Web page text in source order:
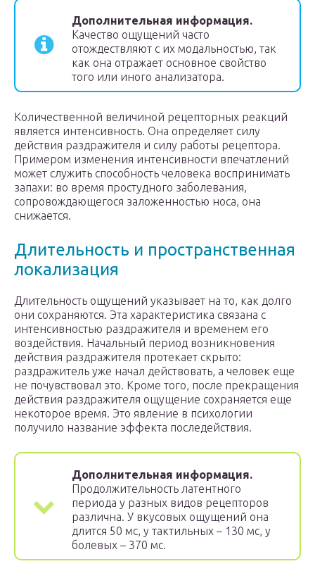
Дополнительная информация.
Качество ощущений часто
отождествляют с их модальностью, так
как она отражает основное свойство
того или иного анализатора.
Количественной величиной рецепторных реакций
является интенсивность. Она определяет силу
действия раздражителя и силу работы рецептора.
Примером изменения интенсивности впечатлений
может служить способность человека воспринимать
запахи: во время простудного заболевания,
сопровождающегося заложенностью носа, она
снижается.
Длительность и пространственная
локализация
Длительность ощущений указывает на то, как долго
они сохраняются. Эта характеристика связана с
интенсивностью раздражителя и временем его
воздействия. Начальный период возникновения
действия раздражителя протекает скрыто:
раздражитель уже начал действовать, а человек еще
не почувствовал это. Кроме того, после прекращения
действия раздражителя ощущение сохраняется еще
некоторое время. Это явление в психологии
получило название эффекта последействия.
Дополнительная информация.
Продолжительность латентного
периода у разных видов рецепторов
различна. У вкусовых ощущений она
длится 50 мс, у тактильных – 130 мс, у
болевых – 370 мс.